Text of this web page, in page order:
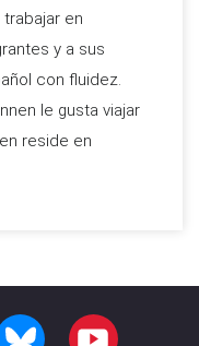
en
y a sus
con fluidez.
le gusta viajar
reside en
BLUESKY YOUTUBE